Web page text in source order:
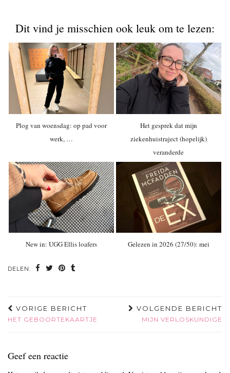
Dit vind je misschien ook leuk om te lezen:
Plog van woensdag: op pad voor
werk, …
Het gesprek dat mijn
ziekenhuistraject (hopelijk)
veranderde
New in: UGG Ellis loafers Gelezen in 2026 (27/50): mei
DELEN:
VORIGE BERICHT
HET GEBOORTEKAARTJE
VOLGENDE BERICHT
MIJN VERLOSKUNDIGE
Geef een reactie